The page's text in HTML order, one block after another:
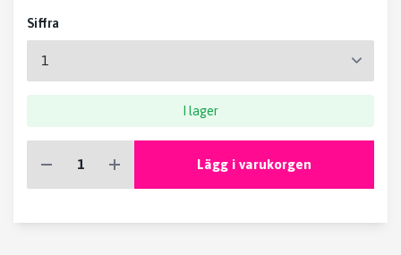
Siffra
I lager
Lägg i varukorgen